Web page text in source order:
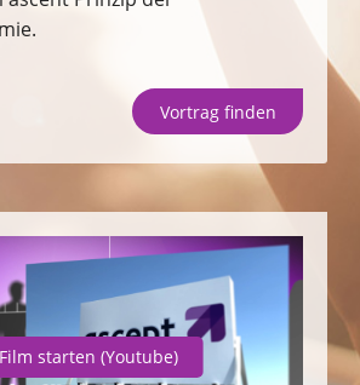
Vortrag finden
Vortrag finden
Film starten (Youtube)